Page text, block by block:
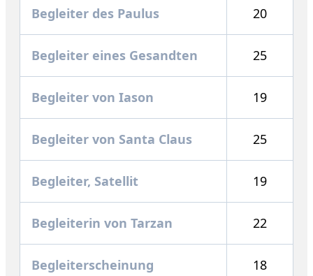
Begleiter des Paulus 20
Begleiter eines Gesandten 25
Begleiter von Iason 19
Begleiter von Santa Claus 25
Begleiter, Satellit 19
Begleiterin von Tarzan 22
Begleiterscheinung 18